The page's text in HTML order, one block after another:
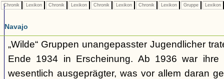
Chronik Lexikon Chronik Lexikon Chronik Lexikon Chronik Lexikon Gruppe Lexikon
Navajo
„Wilde“ Gruppen unangepasster Jugendlicher
Ende 1934 in Erscheinung. Ab 1936 war ihre
wesentlich ausgeprägter, was vor allem daran